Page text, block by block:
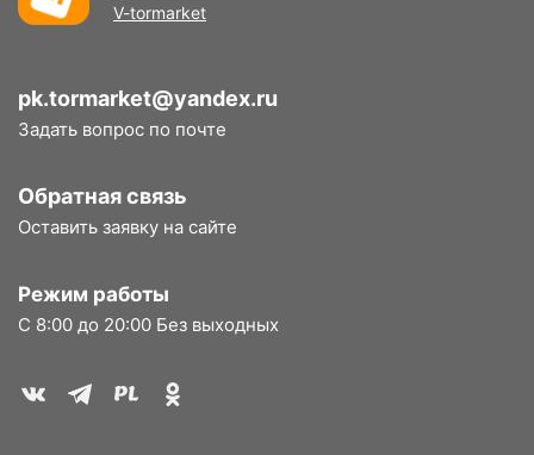
V-tormarket
pk.tormarket@yandex.ru
Задать вопрос по почте
Обратная связь
Оставить заявку на сайте
Режим работы
С 8:00 до 20:00 Без выходных